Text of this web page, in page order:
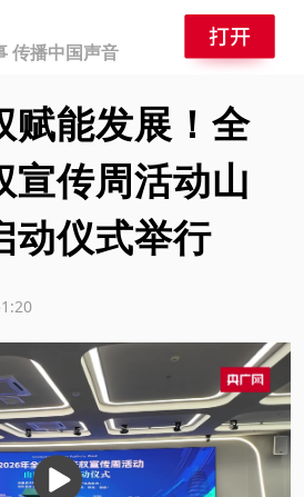
传播中国声音
赋能发展！全
宣传周活动山
动仪式举行
播
放